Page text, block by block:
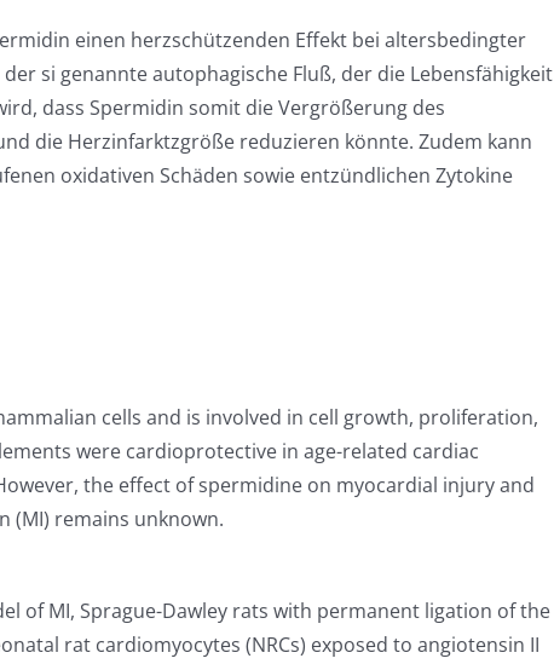
einen herzschützenden Effekt bei altersbedingter
si genannte autophagische Fluß, der die Lebensfähigkeit
dass Spermidin somit die Vergrößerung des
die Herzinfarktzgröße reduzieren könnte. Zudem kann
oxidativen Schäden sowie entzündlichen Zytokine
cells and is involved in cell growth, proliferation,
were cardioprotective in age-related cardiac
the effect of spermidine on myocardial injury and
(MI) remains unknown.
of MI, Sprague-Dawley rats with permanent ligation of the
rat cardiomyocytes (NRCs) exposed to angiotensin II